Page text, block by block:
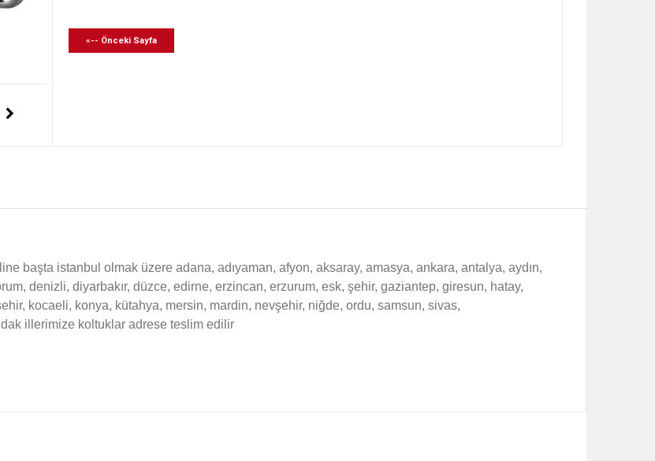
«-- Önceki Sayfa
başta istanbul olmak üzere adana, adıyaman, afyon, aksaray, amasya, ankara, antalya, aydın,
denizli, diyarbakır, düzce, edirne, erzincan, erzurum, esk, şehir, gaziantep, giresun, hatay,
kocaeli, konya, kütahya, mersin, mardin, nevşehir, niğde, ordu, samsun, sivas,
illerimize koltuklar adrese teslim edilir